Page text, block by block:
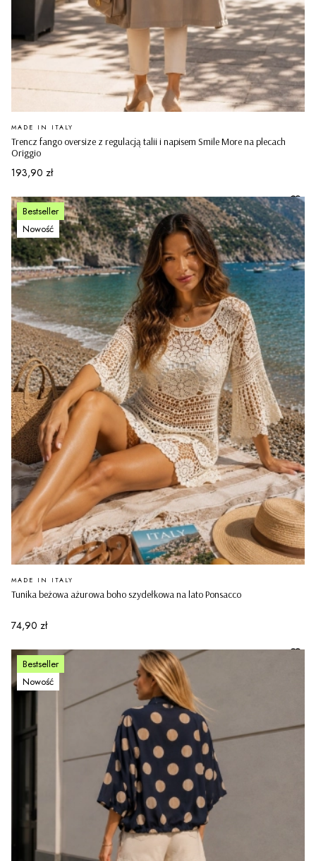
Trencz fango oversize z regulacją talii i napisem Smile More na plecach
Origgio
PRODUCENT
MADE IN ITALY
Cena
193,90 zł
Bestseller
Nowość
Tunika beżowa ażurowa boho szydełkowa na lato Ponsacco
PRODUCENT
MADE IN ITALY
Cena
74,90 zł
Bestseller
Nowość